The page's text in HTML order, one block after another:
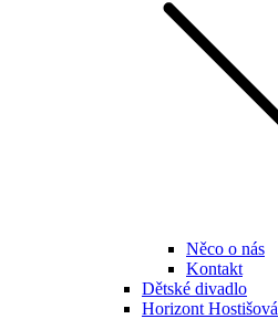
Něco o nás
Kontakt
Dětské divadlo
Horizont Hostišová